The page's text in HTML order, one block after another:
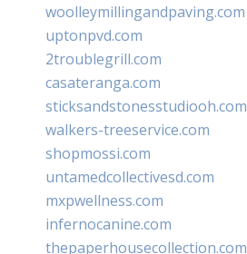
woolleymillingandpaving.com
uptonpvd.com
2troublegrill.com
casateranga.com
sticksandstonesstudiooh.com
walkers-treeservice.com
shopmossi.com
untamedcollectivesd.com
mxpwellness.com
infernocanine.com
thepaperhousecollection.com